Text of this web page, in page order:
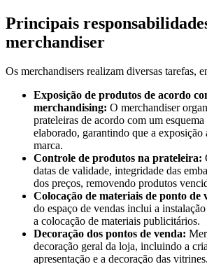
Principais
merchandiser
Os merchandisers realizam diversas tarefas,
Exposição de produtos de acordo
merchandising: O merchandiser
prateleiras de acordo com um
elaborado, garantindo que a exposição
marca.
Controle de produtos na prateleira:
datas de validade, integridade das
dos preços, removendo produtos
Colocação de materiais de ponto de
do espaço de vendas inclui a
a colocação de materiais publicitários.
Decoração dos pontos de venda:
decoração geral da loja, incluindo a
apresentação e a decoração das vitrines.